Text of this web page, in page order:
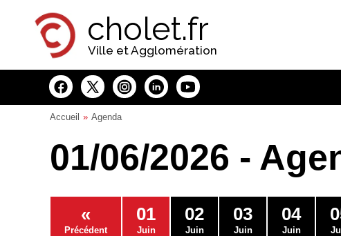
cholet.fr
Ville et Agglomération
Accueil Agenda
01/06/2026 -
«
Précédent
01
Juin
02
Juin
03
Juin
04
Juin